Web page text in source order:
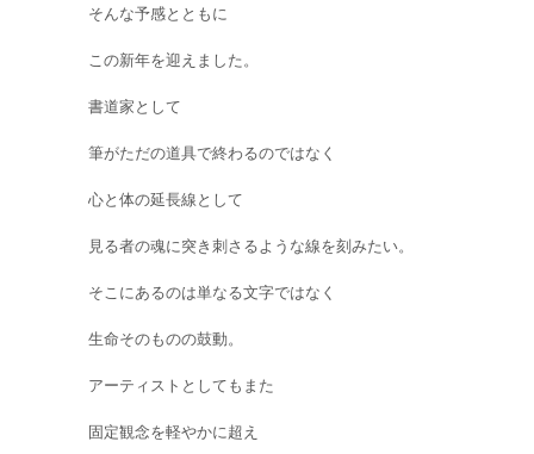
そんな予感とともに
この新年を迎えました。
書道家として
筆がただの道具で終わるのではなく
心と体の延長線として
見る者の魂に突き刺さるような線を刻みたい。
そこにあるのは単なる文字ではなく
生命そのものの鼓動。
アーティストとしてもまた
固定観念を軽やかに超え